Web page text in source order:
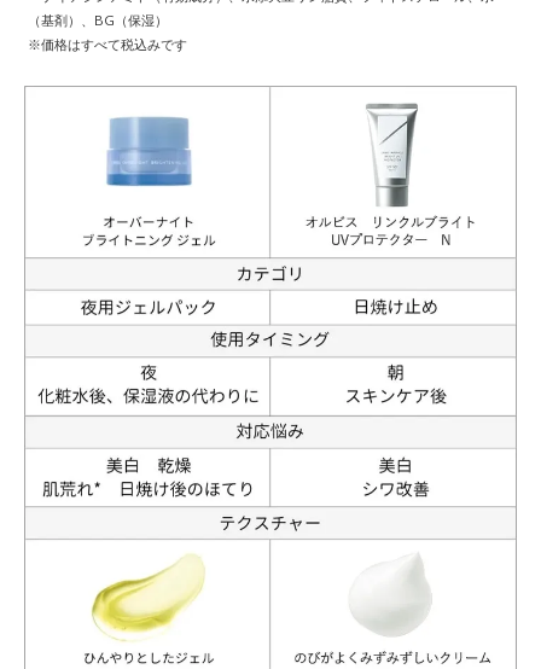
（基剤）、BG（保湿）
※価格はすべて税込みです